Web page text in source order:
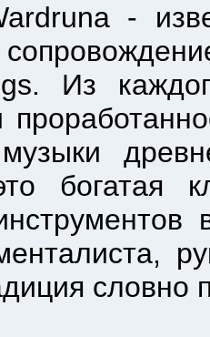
Из
богатая
словно